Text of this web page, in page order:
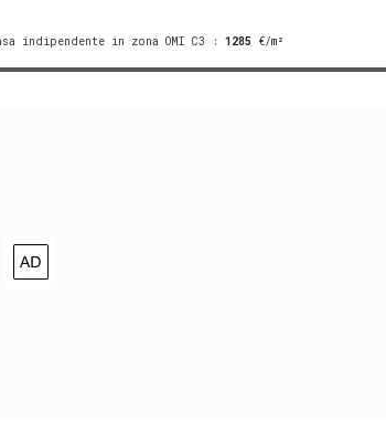
indipendente in zona OMI C3 : 1285 €/m²